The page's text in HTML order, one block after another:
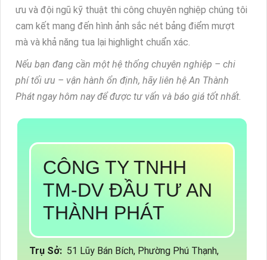
ưu và đội ngũ kỹ thuật thi công chuyên nghiệp chúng tôi
cam kết mang đến hình ảnh sắc nét bảng điểm mượt
mà và khả năng tua lại highlight chuẩn xác.
Nếu bạn đang cần một hệ thống chuyên nghiệp – chi
phí tối ưu – vận hành ổn định, hãy liên hệ An Thành
Phát ngay hôm nay để được tư vấn và báo giá tốt nhất.
CÔNG TY TNHH
TM-DV ĐẦU TƯ AN
THÀNH PHÁT
Trụ Sở: 51 Lũy Bán Bích, Phường Phú Thạnh,